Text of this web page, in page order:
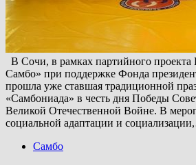
В Сочи, в рамках партийного
Самбо» при поддержке Фонда
прошла уже ставшая традиционной
«Самбониада» в честь дня Победы
Великой Отечественной Войне. В
социальной адаптации и
Самбо